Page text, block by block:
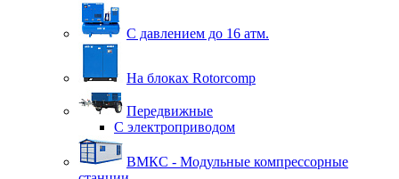
С давлением до 16 атм.
На блоках Rotorcomp
Передвижные
С электроприводом
ВМКС - Модульные компрессорные